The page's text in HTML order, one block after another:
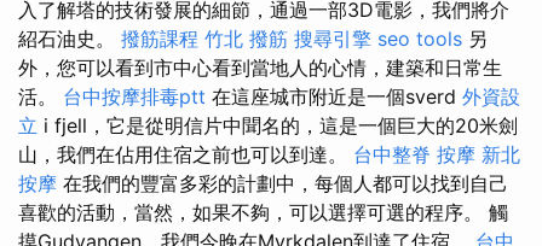
入了解塔的技術發展的細節，通過一部3D電影，我們將介
紹石油史。 撥筋課程 竹北 撥筋 搜尋引擎 seo tools 另
外，您可以看到市中心看到當地人的心情，建築和日常生
活。 台中按摩排毒ptt 在這座城市附近是一個sverd 外資設
立 i fjell，它是從明信片中聞名的，這是一個巨大的20米劍
山，我們在佔用住宿之前也可以到達。 台中整脊 按摩 新北
按摩 在我們的豐富多彩的計劃中，每個人都可以找到自己
喜歡的活動，當然，如果不夠，可以選擇可選的程序。 觸
摸Gudvangen，我們今晚在Myrkdalen到達了住宿。 台中